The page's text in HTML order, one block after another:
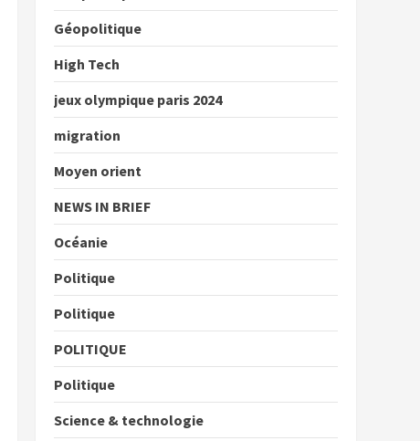
Géopolitique
High Tech
jeux olympique paris 2024
migration
Moyen orient
NEWS IN BRIEF
Océanie
Politique
Politique
POLITIQUE
Politique
Science & technologie